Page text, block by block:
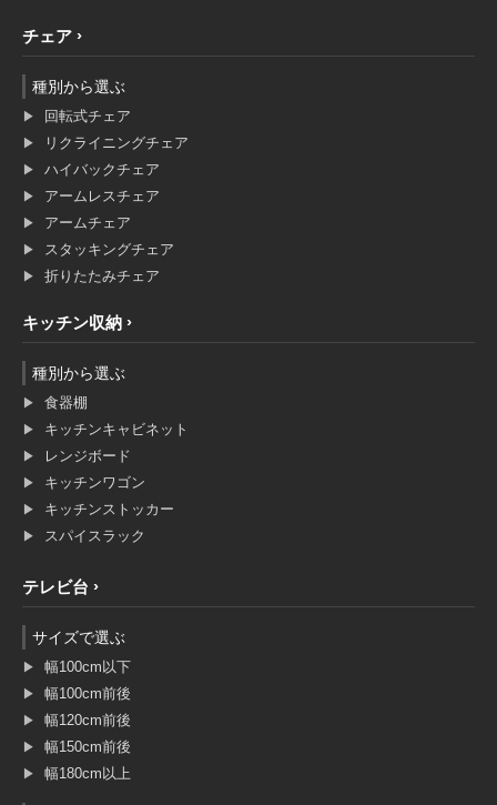
チェア
種別から選ぶ
回転式チェア
リクライニングチェア
ハイバックチェア
アームレスチェア
アームチェア
スタッキングチェア
折りたたみチェア
キッチン収納
種別から選ぶ
食器棚
キッチンキャビネット
レンジボード
キッチンワゴン
キッチンストッカー
スパイスラック
テレビ台
サイズで選ぶ
幅100cm以下
幅100cm前後
幅120cm前後
幅150cm前後
幅180cm以上